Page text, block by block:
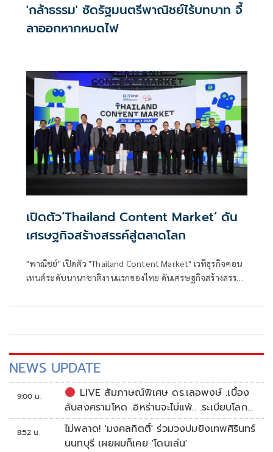
'กล้าธรรม' ซัดรัฐมนตรีพาณิชย์ไร้บทบาท จี้
ลาออกหากหมดไฟ
เปิดตัว‘Thailand Content Market’ ดัน
เศรษฐกิจสร้างสรรค์สู่ตลาดโลก
"พาณิชย์" เปิดตัว "Thailand Content Market" เวทีธุรกิจคอน
เทนต์ระดับนานาชาติงานแรกของไทย ดันเศรษฐกิจสร้างสรรค์
NEWS UPDATE
9:00 น.
LIVE สัมภาษณ์พิเศษ ดร.เลอพงษ์ .เบื้อง
ลับสงครามโหด .อิหร่านจะไม่แพ้.. .ระเบียบโลก
ใหม่ในตะวันออกกลาง…. | อิสรภาพแห่งความ
คิด กับ..สำราญ รอดเพชร
8:52 น.
ไม่พลาด! 'มงคลกิตติ์' ร่วมวงปมยิงเทพศิรินทร์
นนทบุรี เผยผมก็เคย 'โดนเล่น'